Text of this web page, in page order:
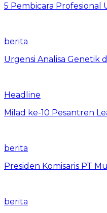
5 Pembicara Profesional
berita
Urgensi Analisa Genetik
Headline
Milad ke-10 Pesantren
berita
Presiden Komisaris PT
berita